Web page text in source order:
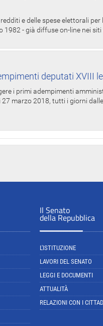
e delle spese elettorali
1982 - già diffuse on-line nei
deputati XVIII
i primi adempimenti
marzo 2018, tutti i giorni dalle
Il Senato
della Repubblica
L'ISTITUZIONE
LAVORI DEL SENATO
LEGGI E DOCUMENTI
ATTUALITÀ
RELAZIONI CON I